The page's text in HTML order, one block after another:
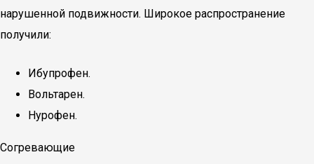
нарушенной подвижности. Широкое распространение
получили:
Ибупрофен.
Вольтарен.
Нурофен.
Согревающие